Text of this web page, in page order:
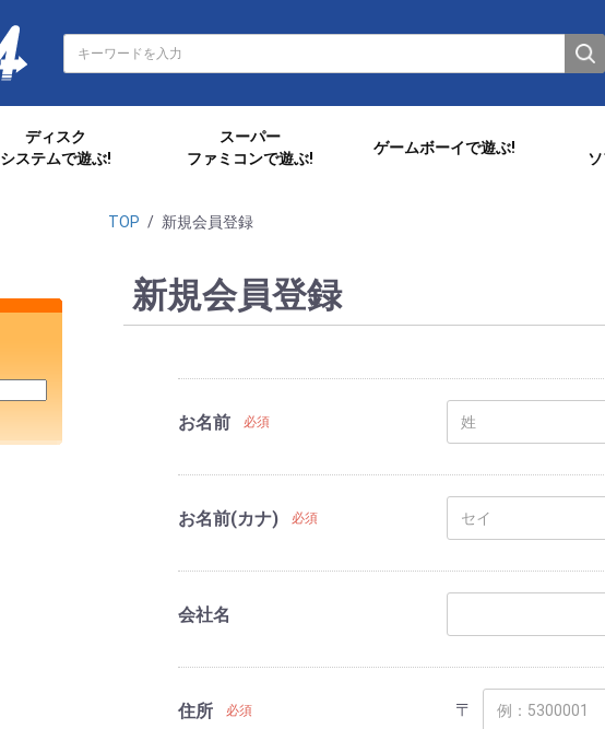
ディスク
システムで遊ぶ!
スーパー
ファミコンで遊ぶ!
ゲームボーイで遊ぶ!
TOP / 新規会員登録
新規会員登録
お名前 必須
お名前(カナ) 必須
会社名
住所 必須 〒